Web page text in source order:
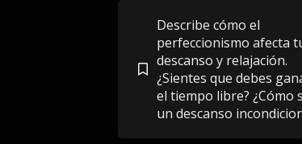
Describe cómo el
perfeccionismo afecta
descanso y relajación.
¿Sientes que debes
el tiempo libre? ¿Cómo
un descanso